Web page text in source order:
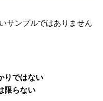
サンプルではありません
りではない
限らない